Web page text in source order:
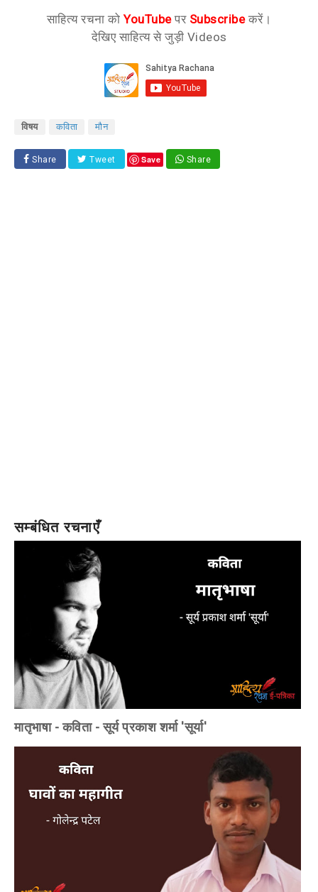
साहित्य रचना कोYouTubeपर Subscribeकरें।
देखिए साहित्य से जुड़ी Videos
विषय कविता मौन
Share Tweet Save Share
सम्बंधित रचनाएँ
मातृभाषा - कविता - सूर्य प्रकाश शर्मा 'सूर्या'